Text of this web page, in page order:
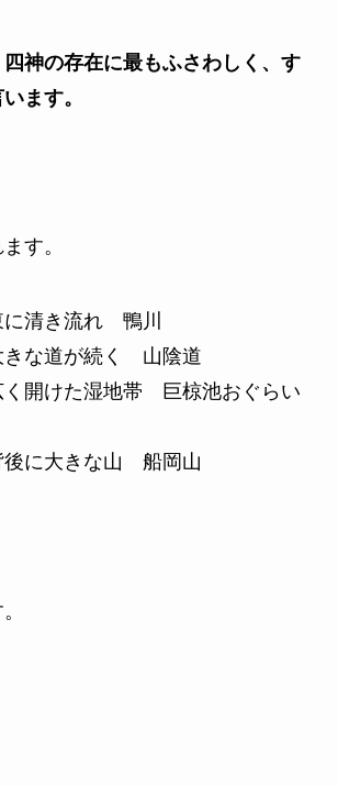
四神の存在に最もふさわしく、す
ます。
す。
清き流れ 鴨川
きな道が続く 山陰道
開けた湿地帯 巨椋池おぐらい
後に大きな山 船岡山